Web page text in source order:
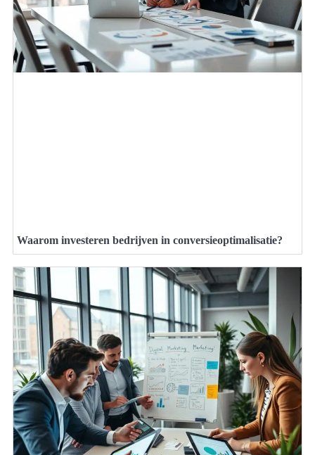
Waarom investeren bedrijven in conversieoptimalisatie?